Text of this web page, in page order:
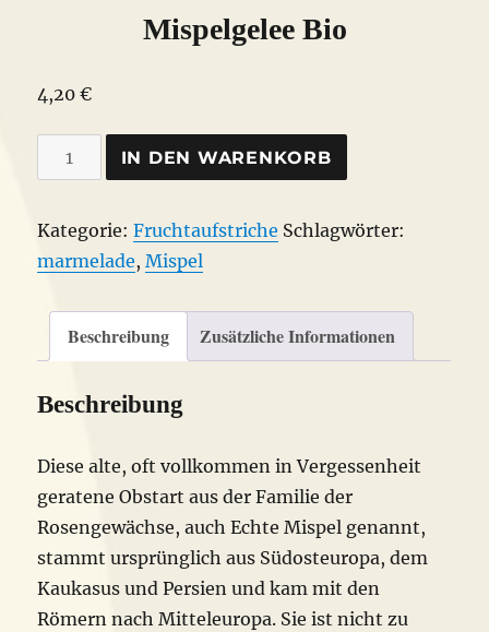
Mispelgelee Bio
4,20€
Mispelgelee
Bio
IN DEN WARENKORB
Kategorie:Fruchtaufstriche Schlagwörter:
marmelade,Mispel
Beschreibung Zusätzliche Informationen
Beschreibung
Diese alte, oft vollkommen in Vergessenheit
geratene Obstart aus der Familie der
Rosengewächse, auch Echte Mispel genannt,
stammt ursprünglich aus Südosteuropa, dem
Kaukasus und Persien und kam mit den
Römern nach Mitteleuropa. Sie ist nicht zu